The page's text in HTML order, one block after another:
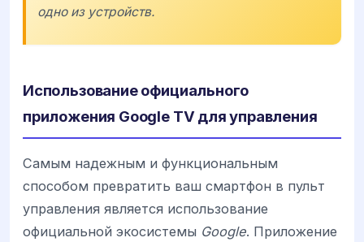
одно из устройств.
Использование официального
приложения Google TV для управления
Самым надежным и функциональным
способом превратить ваш смартфон в пульт
управления является использование
официальной экосистемы Google. Приложение